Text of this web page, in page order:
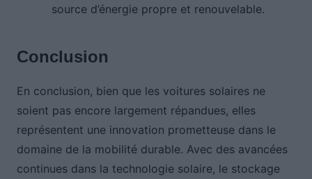
source d’énergie propre et renouvelable.
Conclusion
En conclusion, bien que les voitures solaires ne
soient pas encore largement répandues, elles
représentent une innovation prometteuse dans le
domaine de la mobilité durable. Avec des avancées
continues dans la technologie solaire, le stockage